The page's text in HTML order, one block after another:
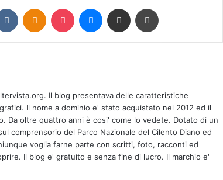
VKontakteOdnoklassniki
Pocket Messenger
Condividi via mail
Il blog presentava delle caratteristiche
Il nome a dominio e' stato acquistato nel 2012 ed il
Da oltre quattro anni è cosi' come lo vedete. Dotato di un
comprensorio del Parco Nazionale del Cilento Diano ed
voglia farne parte con scritti, foto, racconti ed
Il blog e' gratuito e senza fine di lucro. Il marchio e'
Antonella Casaburi presenta la quarta
raccolta del poeta Vito Caponegri
Maione: Consac all’opera per
Buonabitacolo, primi risultati tangibiliIl
sindaco Guercio: lavoro straordinario